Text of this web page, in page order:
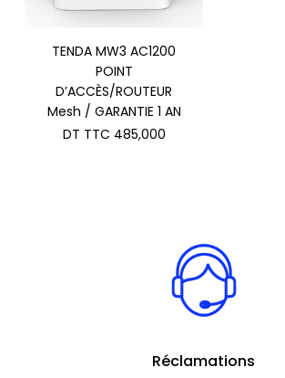
TENDA MW3 AC1200
POINT
D’ACCÈS/ROUTEUR
Mesh / GARANTIE 1 AN
DT TTC 485,000
Réclamations